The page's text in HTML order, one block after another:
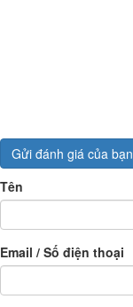
Gửi đánh giá của bạn
Tên
Email / Số điện thoại